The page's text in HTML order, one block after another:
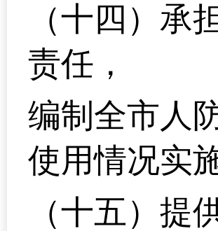
（十四）承
责任，
编制全市人
使用情况实
（十五）提